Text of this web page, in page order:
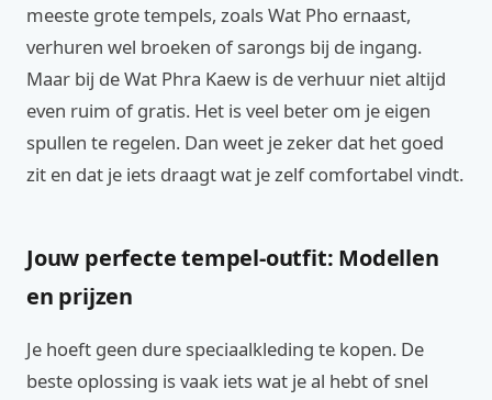
meeste grote tempels, zoals Wat Pho ernaast,
verhuren wel broeken of sarongs bij de ingang.
Maar bij de Wat Phra Kaew is de verhuur niet altijd
even ruim of gratis. Het is veel beter om je eigen
spullen te regelen. Dan weet je zeker dat het goed
zit en dat je iets draagt wat je zelf comfortabel vindt.
Jouw perfecte tempel-outfit: Modellen
en prijzen
Je hoeft geen dure speciaalkleding te kopen. De
beste oplossing is vaak iets wat je al hebt of snel